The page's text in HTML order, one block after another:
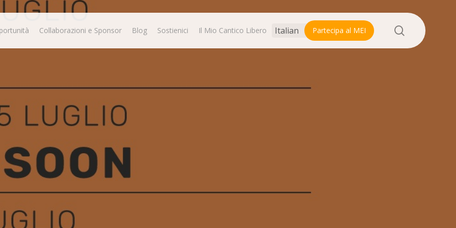
Collaborazioni e Sponsor Blog Sostienici Il Mio Cantico Libero Partecipa al MEI search